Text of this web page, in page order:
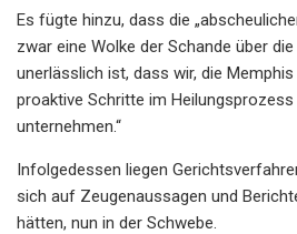
Es fügte hinzu, dass die
zwar eine Wolke der Schande über
unerlässlich ist, dass wir, die
proaktive Schritte im
unternehmen.“
Infolgedessen liegen
sich auf Zeugenaussagen und
hätten, nun in der Schwebe.